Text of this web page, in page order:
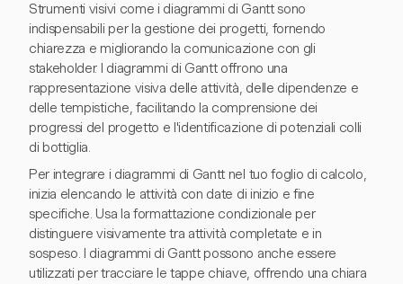
Strumenti visivi come i diagrammi di Gantt sono
indispensabili per la gestione dei progetti, fornendo
chiarezza e migliorando la comunicazione con gli
stakeholder. I diagrammi di Gantt offrono una
rappresentazione visiva delle attività, delle dipendenze e
delle tempistiche, facilitando la comprensione dei
progressi del progetto e l'identificazione di potenziali colli
di bottiglia.
Per integrare i diagrammi di Gantt nel tuo foglio di calcolo,
inizia elencando le attività con date di inizio e fine
specifiche. Usa la formattazione condizionale per
distinguere visivamente tra attività completate e in
sospeso. I diagrammi di Gantt possono anche essere
utilizzati per tracciare le tappe chiave, offrendo una chiara